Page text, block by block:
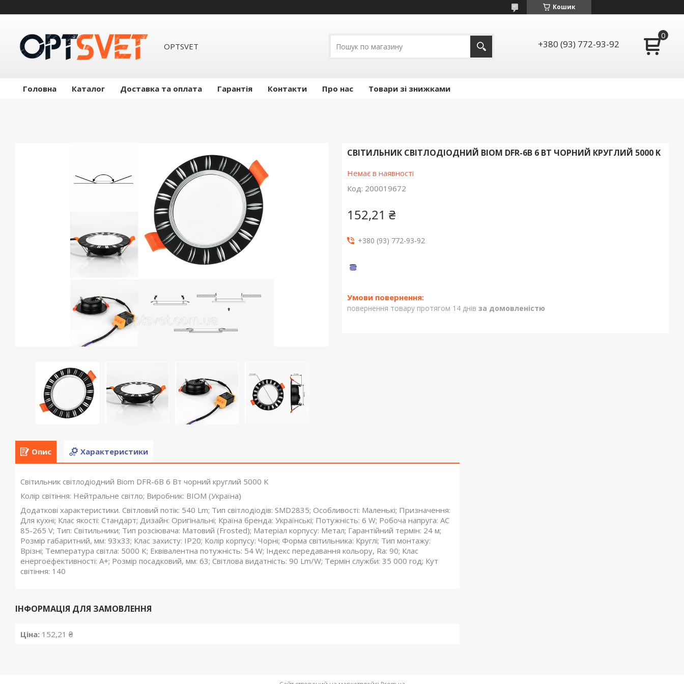
Кошик
OPTSVET +380 (93) 772-93-92
Головна Каталог Доставка та оплата Гарантія Контакти Про нас Товари зі знижками
СВІТИЛЬНИК СВІТЛОДІОДНИЙ BIOM DFR-6B 6 ВТ ЧОРНИЙ КРУГЛИЙ 5000 K
Немає в наявності
Код: 200019672
152,21 ₴
+380 (93) 772-93-92
повернення товару протягом 14 днів за домовленістю
Опис Характеристики
Світильник світлодіодний Biom DFR-6B 6 Вт чорний круглий 5000 K
Колір світіння: Нейтральне світло; Виробник: BIOM (Україна)
Додаткові характеристики. Світловий потік: 540 Lm; Тип світлодіодів: SMD2835; Особливості: Маленькі; Призначення:
Для кухні; Клас якості: Стандарт; Дизайн: Оригінальні; Країна бренда: Українські; Потужність: 6 W; Робоча напруга: AC
85-265 V; Тип: Світильники; Тип розсіювача: Матовий (Frosted); Матеріал корпусу: Метал; Гарантійний термін: 24 м;
Розмір габаритний, мм: 93х33; Клас захисту: IP20; Колір корпусу: Чорні; Форма світильника: Круглі; Тип монтажу:
Врізні; Температура світла: 5000 K; Еквівалентна потужність: 54 W; Індекс передавання кольору, Ra: 90; Клас
енергоефективності: A+; Розмір посадковий, мм: 63; Світлова видатність: 90 Lm/W; Термін служби: 35 000 год; Кут
світіння: 140
ІНФОРМАЦІЯ ДЛЯ ЗАМОВЛЕННЯ
Ціна: 152,21 ₴